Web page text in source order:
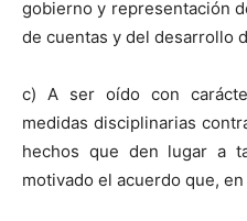
gobierno y representación
de cuentas y del desarrollo
c) A ser oído con
medidas disciplinarias
hechos que den lugar a
motivado el acuerdo que,